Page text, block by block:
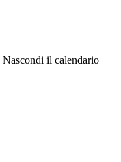
Nascondi il calendario